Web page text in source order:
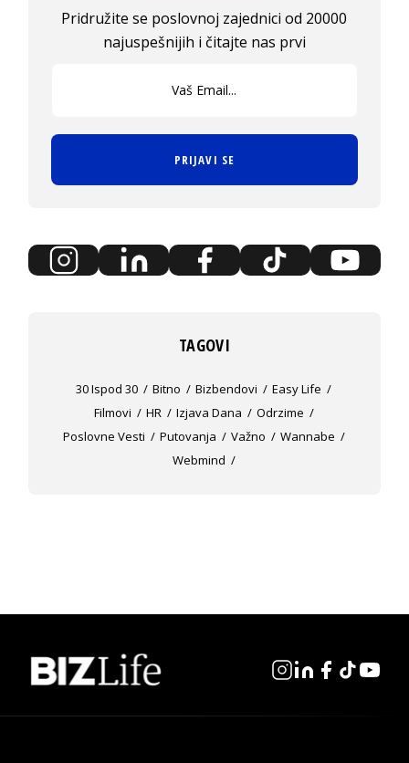
Pridružite se poslovnoj zajednici od 20000
najuspešnijih i čitajte nas prvi
PRIJAVI SE
TAGOVI
30 Ispod 30 Bitno Bizbendovi
Easy Life
Filmovi
HR Izjava Dana
Odrzime
Poslovne Vesti
Putovanja Važno
Wannabe
Webmind